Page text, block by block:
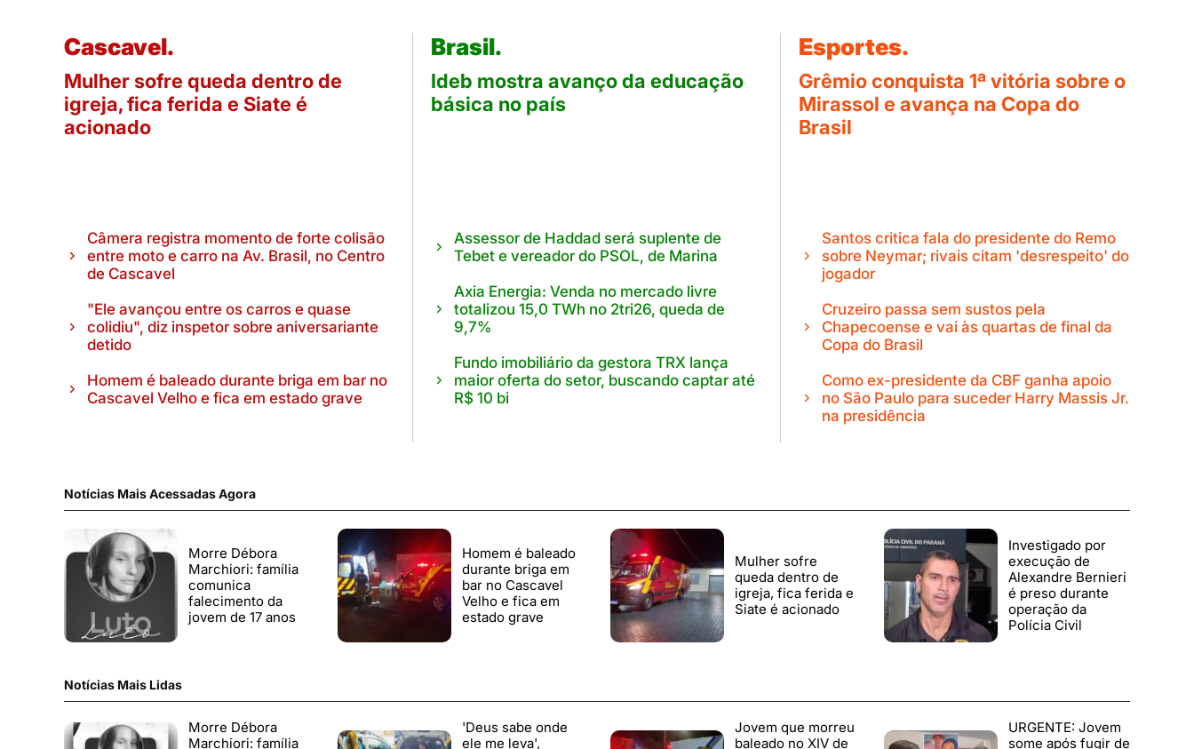
Cascavel.
Mulher sofre queda dentro de
igreja, fica ferida e Siate é
acionado
Câmera registra momento de forte colisão
entre moto e carro na Av. Brasil, no Centro
de Cascavel
"Ele avançou entre os carros e quase
colidiu", diz inspetor sobre aniversariante
detido
Homem é baleado durante briga em bar no
Cascavel Velho e fica em estado grave
Brasil.
Ideb mostra avanço da educação
básica no país
Assessor de Haddad será suplente de
Tebet e vereador do PSOL, de Marina
Axia Energia: Venda no mercado livre
totalizou 15,0 TWh no 2tri26, queda de
9,7%
Fundo imobiliário da gestora TRX lança
maior oferta do setor, buscando captar até
R$ 10 bi
Esportes.
Grêmio conquista 1ª vitória sobre o
Mirassol e avança na Copa do
Brasil
Santos critica fala do presidente do Remo
sobre Neymar; rivais citam 'desrespeito' do
jogador
Cruzeiro passa sem sustos pela
Chapecoense e vai às quartas de final da
Copa do Brasil
Como ex-presidente da CBF ganha apoio
no São Paulo para suceder Harry Massis Jr.
na presidência
Notícias Mais Acessadas Agora
Morre Débora
Marchiori: família
comunica
falecimento da
jovem de 17 anos
Homem é baleado
durante briga em
bar no Cascavel
Velho e fica em
estado grave
Mulher sofre
queda dentro de
igreja, fica ferida e
Siate é acionado
Investigado por
execução de
Alexandre Bernieri
é preso durante
operação da
Polícia Civil
Notícias Mais Lidas
Morre Débora
Marchiori: família
'Deus sabe onde
ele me leva',
Jovem que morreu
baleado no XIV de
URGENTE: Jovem
some após fugir de